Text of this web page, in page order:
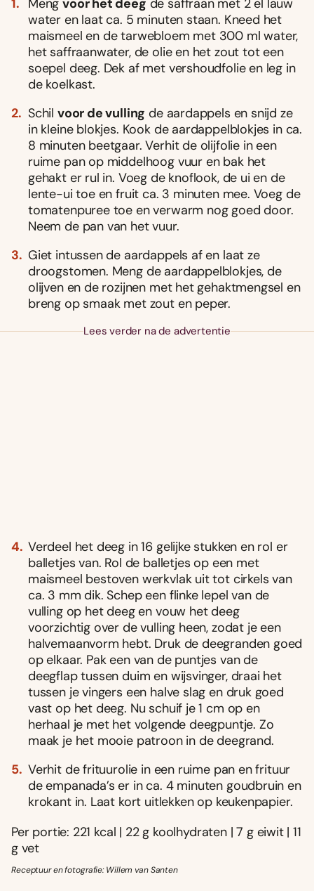
water en laat ca. 5 minuten staan. Kneed het
maismeel en de tarwebloem met 300 ml water,
het saffraanwater, de olie en het zout tot een
soepel deeg. Dek af met vershoudfolie en leg in
de koelkast.
Schil voor de vulling de aardappels en snijd ze
in kleine blokjes. Kook de aardappelblokjes in ca.
8 minuten beetgaar. Verhit de olijfolie in een
ruime pan op middelhoog vuur en bak het
gehakt er rul in. Voeg de knoflook, de ui en de
lente-ui toe en fruit ca. 3 minuten mee. Voeg de
tomatenpuree toe en verwarm nog goed door.
Neem de pan van het vuur.
Giet intussen de aardappels af en laat ze
droogstomen. Meng de aardappelblokjes, de
olijven en de rozijnen met het gehaktmengsel en
breng op smaak met zout en peper.
Lees verder na de advertentie
Verdeel het deeg in 16 gelijke stukken en rol er
balletjes van. Rol de balletjes op een met
maismeel bestoven werkvlak uit tot cirkels van
ca. 3 mm dik. Schep een flinke lepel van de
vulling op het deeg en vouw het deeg
voorzichtig over de vulling heen, zodat je een
halvemaanvorm hebt. Druk de deegranden goed
op elkaar. Pak een van de puntjes van de
deegflap tussen duim en wijsvinger, draai het
tussen je vingers een halve slag en druk goed
vast op het deeg. Nu schuif je 1 cm op en
herhaal je met het volgende deegpuntje. Zo
maak je het mooie patroon in de deegrand.
Verhit de frituurolie in een ruime pan en frituur
de empanada’s er in ca. 4 minuten goudbruin en
krokant in. Laat kort uitlekken op keukenpapier.
Per portie: 221 kcal | 22 g koolhydraten | 7 g eiwit | 11
g vet
Receptuur en fotografie: Willem van Santen